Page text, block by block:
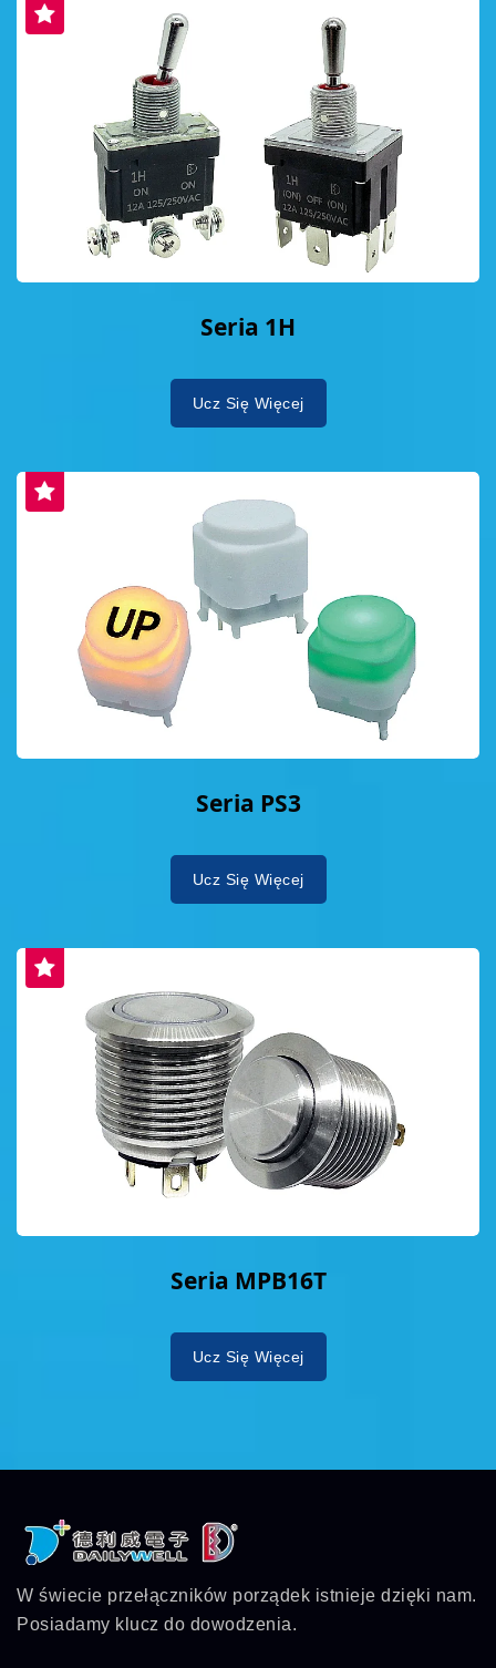
Seria 1H
Ucz Się Więcej
Seria PS3
Ucz Się Więcej
Seria MPB16T
Ucz Się Więcej
W świecie przełączników porządek istnieje dzięki nam.
Posiadamy klucz do dowodzenia.